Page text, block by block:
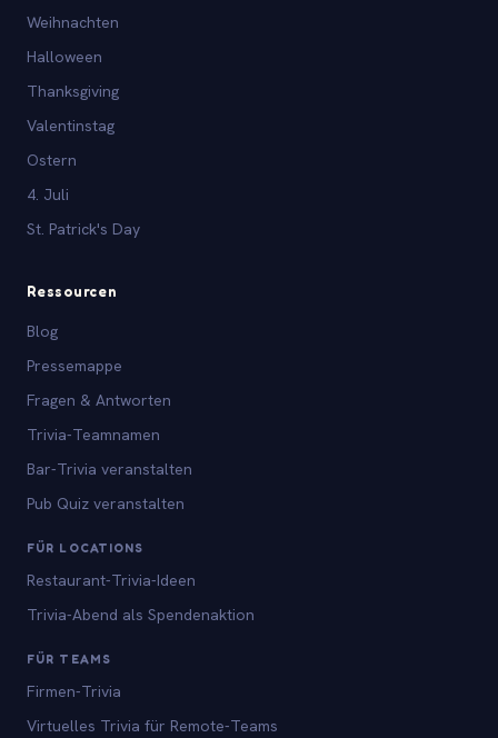
Weihnachten
Halloween
Thanksgiving
Valentinstag
Ostern
4. Juli
St. Patrick's Day
Ressourcen
Blog
Pressemappe
Fragen & Antworten
Trivia-Teamnamen
Bar-Trivia veranstalten
Pub Quiz veranstalten
FÜR LOCATIONS
Restaurant-Trivia-Ideen
Trivia-Abend als Spendenaktion
FÜR TEAMS
Firmen-Trivia
Virtuelles Trivia für Remote-Teams